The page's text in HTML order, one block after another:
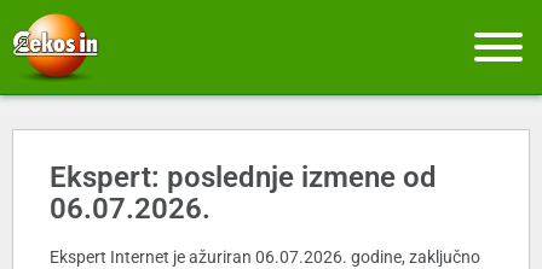
Ekspert: poslednje izmene od
06.07.2026.
Ekspert Internet je ažuriran 06.07.2026. godine, zaključno